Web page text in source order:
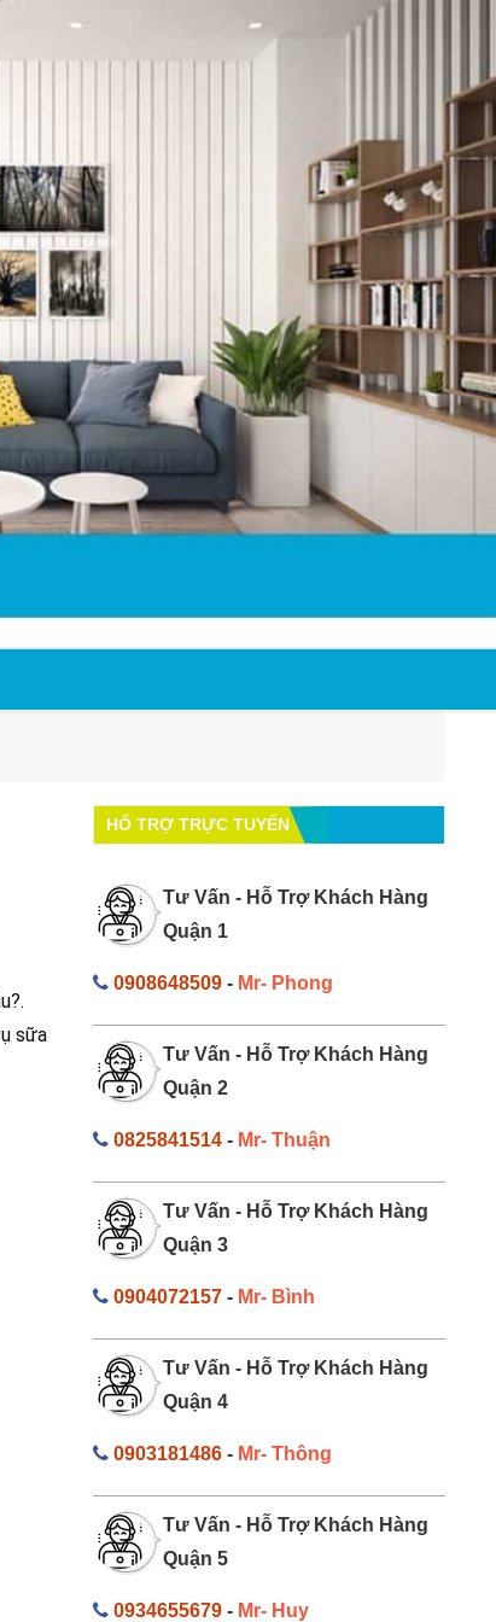
sữa
HỔ TRỢ TRỰC TUYẾN
Tư Vấn - Hỗ Trợ Khách Hàng
Quận 1
0908648509- Mr- Phong
Tư Vấn - Hỗ Trợ Khách Hàng
Quận 2
0825841514- Mr- Thuận
Tư Vấn - Hỗ Trợ Khách Hàng
Quận 3
0904072157- Mr- Bình
Tư Vấn - Hỗ Trợ Khách Hàng
Quận 4
0903181486- Mr- Thông
Tư Vấn - Hỗ Trợ Khách Hàng
Quận 5
0934655679- Mr- Huy